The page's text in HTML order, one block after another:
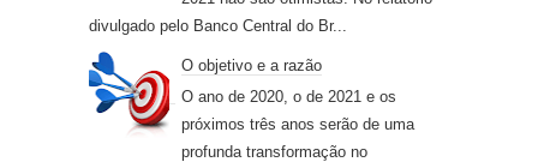
divulgado pelo Banco Central do Br...
O objetivo e a razão
O ano de 2020, o de 2021 e os
próximos três anos serão de uma
profunda transformação no